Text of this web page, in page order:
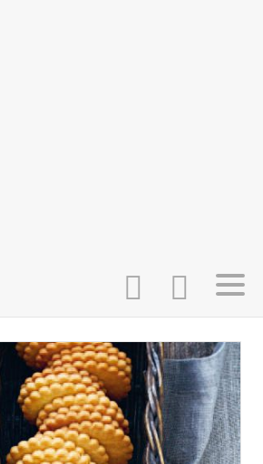
INLOGGEN
AANMELDEN
HOME
RECEPTEN